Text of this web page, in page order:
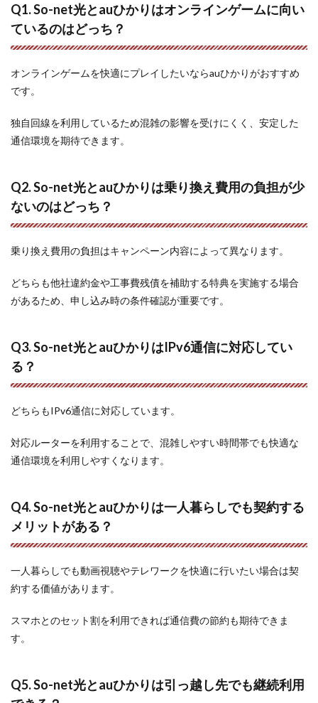
Q1. So-net光とauひかりはオンラインゲームに向い
ているのはどっち？
オンラインゲームを快適にプレイしたいならauひかりがおすすめ
です。
独自回線を利用しているため混雑の影響を受けにくく、安定した
通信環境を期待できます。
Q2. So-net光とauひかりは乗り換え費用の負担が少
ないのはどっち？
乗り換え費用の負担はキャンペーン内容によって異なります。
どちらも他社違約金や工事費残債を補助する特典を実施する場合
があるため、申し込み時の条件確認が重要です。
Q3. So-net光とauひかりはIPv6通信に対応してい
る？
どちらもIPv6通信に対応しています。
対応ルーターを利用することで、混雑しやすい時間帯でも快適な
通信環境を利用しやすくなります。
Q4. So-net光とauひかりは一人暮らしでも契約する
メリットがある？
一人暮らしでも動画視聴やテレワークを快適に行いたい場合は契
約する価値があります。
スマホとのセット割を利用できれば通信費の節約も期待できま
す。
Q5. So-net光とauひかりは引っ越し先でも継続利用